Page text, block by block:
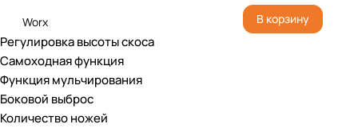
В корзину
Worx
Регулировка высоты скоса
Самоходная функция
Функция мульчирования
Боковой выброс
Количество ножей